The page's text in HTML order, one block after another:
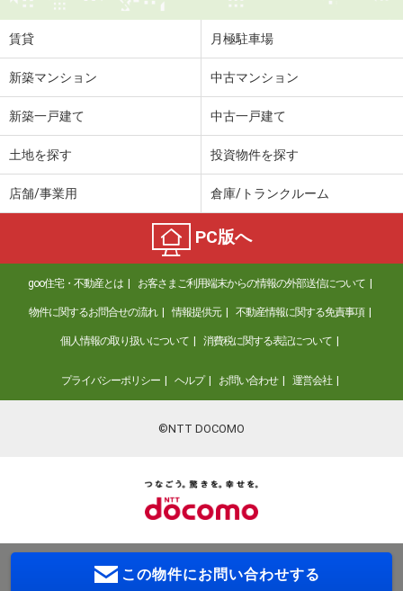
賃貸 月極駐車場
新築マンション 中古マンション
新築一戸建て 中古一戸建て
土地を探す 投資物件を探す
店舗/事業用 倉庫/トランクルーム
PC版へ
goo住宅・不動産とは お客さまご利用端末からの情報の外部送信について
物件に関するお問合せの流れ 情報提供元 不動産情報に関する免責事項
個人情報の取り扱いについて 消費税に関する表記について
プライバシーポリシー ヘルプ お問い合わせ 運営会社
©NTT DOCOMO
この物件にお問い合わせする